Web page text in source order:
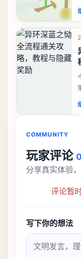
COMMUNITY
玩家评论 0
分享真实体验，
评论暂
写下你的想法